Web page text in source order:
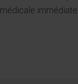
médicale immédiate.